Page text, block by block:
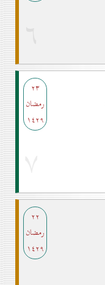
۲۳
رمضان
۱٤۲۹
۲۲
رمضان
۱٤۲۹